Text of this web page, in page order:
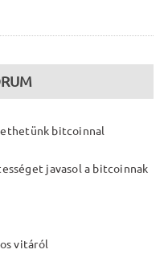
bitcoinnal
javasol a bitcoinnak
vitáról